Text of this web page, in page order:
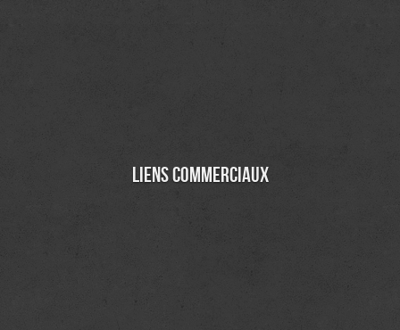
Liens commerciaux